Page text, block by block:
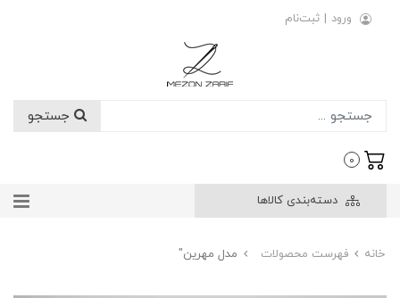
ورود | ثبت‌نام
0
دسته‌بندی کالاها
خانه فهرست محصولات مدل مهرین"